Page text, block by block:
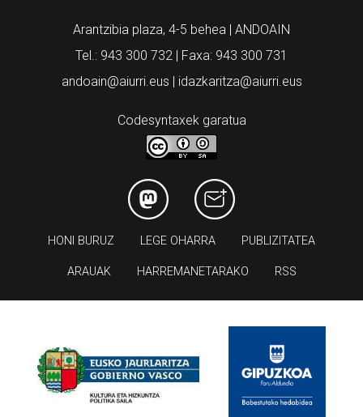
Arantzibia plaza, 4-5 behea | ANDOAIN
Tel.: 943 300 732 | Faxa: 943 300 731
andoain@aiurri.eus | idazkaritza@aiurri.eus
Codesyntaxek garatua
HONI BURUZ LEGE OHARRA PUBLIZITATEA
ARAUAK HARREMANETARAKO RSS